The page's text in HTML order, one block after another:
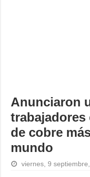
Anunciaron
trabajadores
de cobre
mundo
viernes, 9